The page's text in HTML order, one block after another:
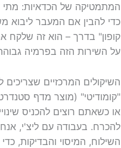
המתמטיקה של הכדאיות: מתי
כדי להבין אם המעבר ליבוא
קופון" בדרך – הוא זה
על השירות הזה בפרמיה
השיקולים המרכזיים
"קומודיטי" (מוצר מדף
השילוח, המיסוי והבדיקות,